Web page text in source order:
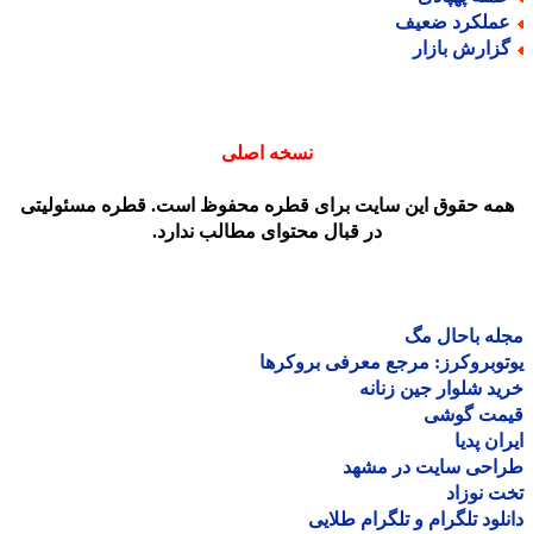
ضعیف
بازار
نسخه اصلی
حقوق این سایت برای قطره محفوظ است. قطره مسئولیتی
در قبال محتوای مطالب ندارد.
باحال مگ
مرجع معرفی بروکرها
شلوار جین زنانه
گوشی
پدیا
سایت در مشهد
نوزاد
تلگرام و تلگرام طلایی